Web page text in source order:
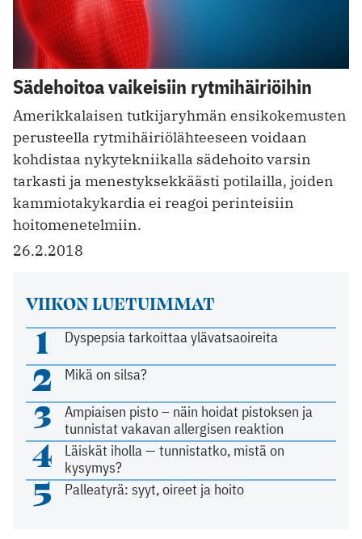
Sädehoitoa vaikeisiin rytmihäiriöihin
Amerikkalaisen tutkija­ryhmän ensikokemusten
perusteella rytmihäiriölähteeseen voidaan
kohdistaa nykytekniikalla sädehoito varsin
tarkasti ja menestyksekkäästi potilailla, joiden
kammiotakykardia ei reagoi perinteisiin
hoitomenetelmiin.
26.2.2018
VIIKON LUETUIMMAT
1 Dyspepsia tarkoittaa ylävatsaoireita
2 Mikä on silsa?
3
Ampiaisen pisto – näin hoidat pistoksen ja
tunnistat vakavan allergisen reaktion
4
Läiskät iholla — tunnistatko, mistä on
kysymys?
5 Palleatyrä: syyt, oireet ja hoito